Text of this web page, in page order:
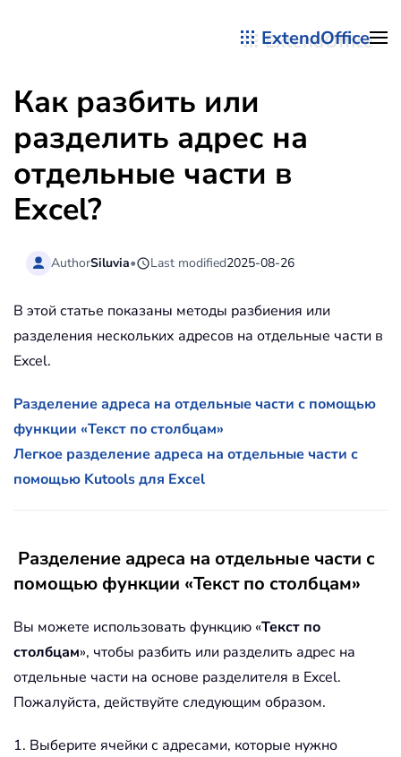
ExtendOffice
Как разбить или
разделить адрес на
отдельные части в
Excel?
AuthorSiluvia• Last modified2025-08-26
В этой статье показаны методы разбиения или
разделения нескольких адресов на отдельные части в
Excel.
Разделение адреса на отдельные части с помощью
функции «Текст по столбцам»
Легкое разделение адреса на отдельные части с
помощью Kutools для Excel
Разделение адреса на отдельные части с
помощью функции «Текст по столбцам»
Вы можете использовать функцию «Текст по
столбцам», чтобы разбить или разделить адрес на
отдельные части на основе разделителя в Excel.
Пожалуйста, действуйте следующим образом.
1. Выберите ячейки с адресами, которые нужно